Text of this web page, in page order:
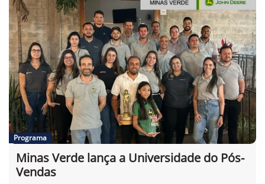
Programa
Minas Verde lança a Universidade do Pós-
Vendas